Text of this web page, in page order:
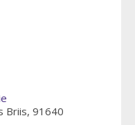
Briis, 91640